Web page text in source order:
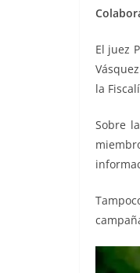
El juez
la
Sobre